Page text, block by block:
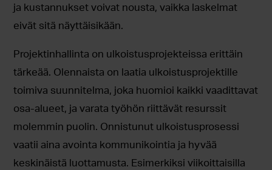
ja kustannukset voivat nousta, vaikka laskelmat
eivät sitä näyttäisikään.
Projektinhallinta on ulkoistusprojekteissa erittäin
tärkeää. Olennaista on laatia ulkoistusprojektille
toimiva suunnitelma, joka huomioi kaikki vaadittavat
osa-alueet, ja varata työhön riittävät resurssit
molemmin puolin. Onnistunut ulkoistusprosessi
vaatii aina avointa kommunikointia ja hyvää
keskinäistä luottamusta. Esimerkiksi viikoittaisilla